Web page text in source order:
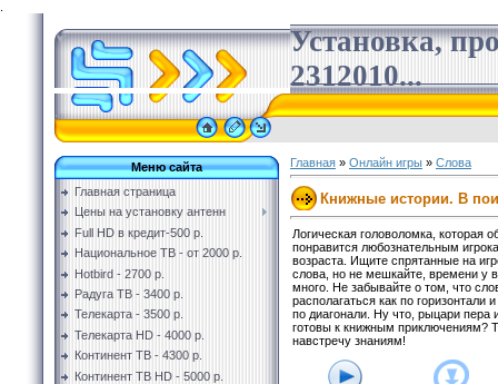
Установка,
2312010...
Меню сайта
Главная страница
Цены на установку антенн
Full HD в кредит-500 р.
Национальное ТВ - от 2000 р.
Hotbird - 2700 р.
Радуга ТВ - 3400 р.
Телекарта - 3500 р.
Телекарта HD - 4000 р.
Континент ТВ - 4300 р.
Континент ТВ HD - 5000 р.
Главная » Онлайн игры » Слова
Книжные истории. В
Логическая головоломка, которая
понравится любознательным
возраста. Ищите спрятанные на
слова, но не мешкайте, времени у
много. Не забывайте о том, что
располагаться как по горизонтали
по диагонали. Ну что, рыцари пера
готовы к книжным приключениям?
навстречу знаниям!